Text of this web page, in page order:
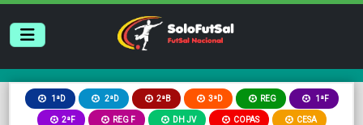
1ªD 2ªD 2ªB 3ªD REG 1ªF
2ªF REG F DH JV COPAS CESA